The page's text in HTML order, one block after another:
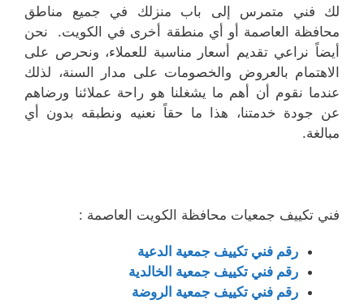
لك فني متمرس إلى باب منزلك في جميع مناطق
محافظة العاصمة أو أي منطقة أخرى في الكويت. نحن
أيضاً نراعي تقديم أسعار مناسبة للعملاء، ونحرص على
الاهتمام بالعروض والخصومات على مدار السنة، لذلك
عندما نقوم أن أهم ما يشغلنا هو راحة عملائنا ورضاهم
عن جودة خدمتنا، هذا ما حقاً نعنيه ونطبقه بدون أي
مبالغة.
فني تكييف جمعيات محافظة الكويت العاصمة :
رقم فني تكييف جمعية الدعية
رقم فني تكييف جمعية الخالدية
رقم فني تكييف جمعية الروضة